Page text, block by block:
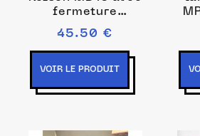
fermeture
30x40cm
45.50 €
VOIR LE PRODUIT